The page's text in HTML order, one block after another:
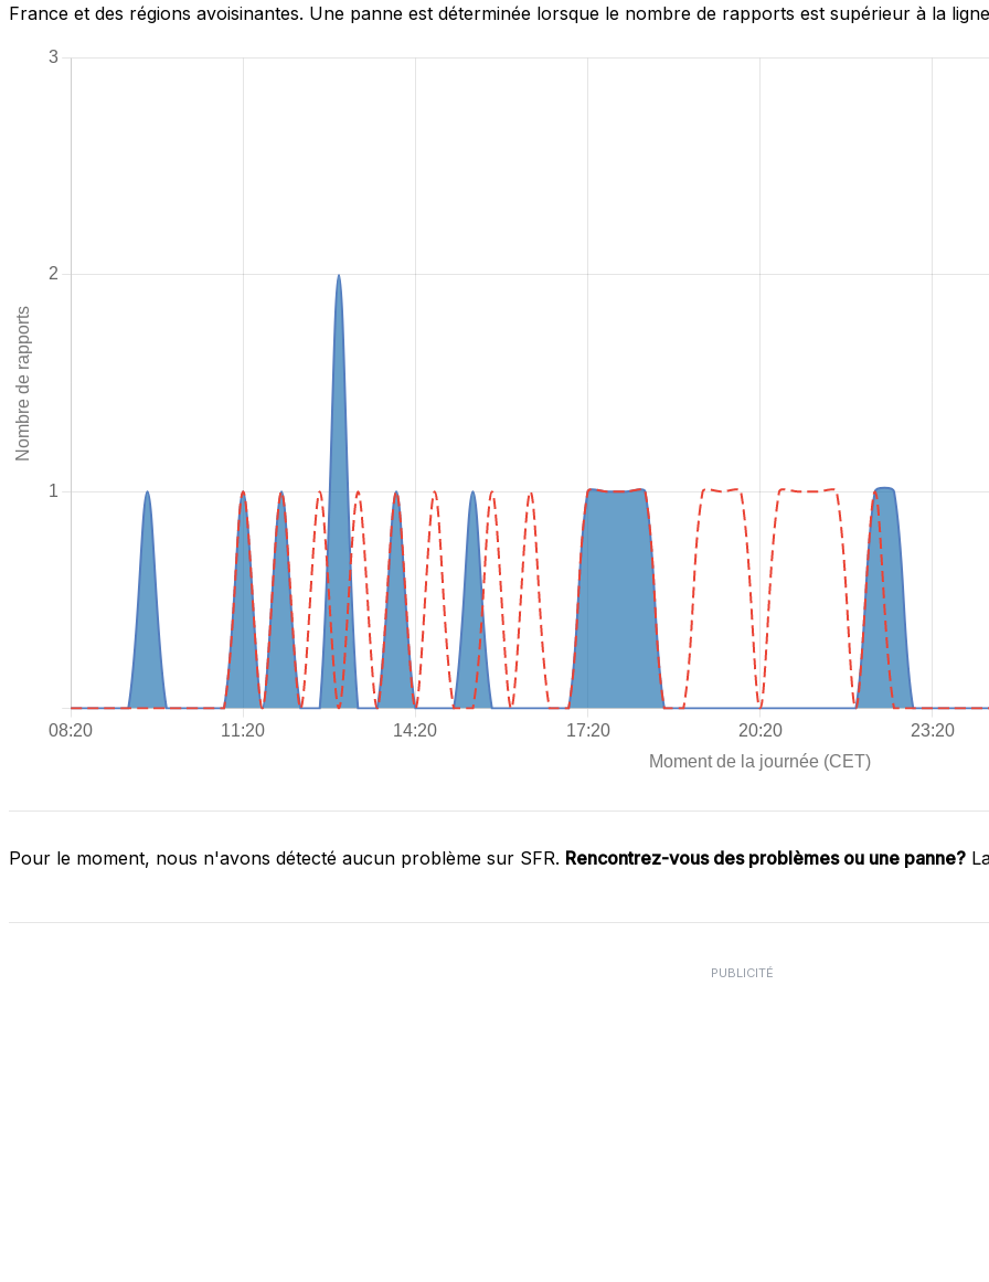
France et des régions avoisinantes. Une panne est déterminée lorsque le nombre de rapports est supérieur à la
Pour le moment, nous n'avons détecté aucun problème sur SFR. Rencontrez-vous des problèmes ou une panne?
PUBLICITÉ